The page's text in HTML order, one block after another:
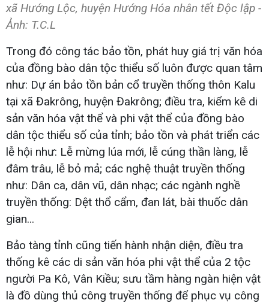
xã Hướng Lộc, huyện Hướng Hóa nhân tết Độc lập -
Ảnh: T.C.L
Trong đó công tác bảo tồn, phát huy giá trị văn hóa
của đồng bào dân tộc thiểu số luôn được quan tâm
như: Dự án bảo tồn bản cổ truyền thống thôn Kalu
tại xã Đakrông, huyện Đakrông; điều tra, kiểm kê di
sản văn hóa vật thể và phi vật thể của đồng bào
dân tộc thiểu số của tỉnh; bảo tồn và phát triển các
lễ hội như: Lễ mừng lúa mới, lễ cúng thần làng, lễ
đâm trâu, lễ bỏ mả; các nghệ thuật truyền thống
như: Dân ca, dân vũ, dân nhạc; các ngành nghề
truyền thống: Dệt thổ cẩm, đan lát, bài thuốc dân
gian...
Bảo tàng tỉnh cũng tiến hành nhận diện, điều tra
thống kê các di sản văn hóa phi vật thể của 2 tộc
người Pa Kô, Vân Kiều; sưu tầm hàng ngàn hiện vật
là đồ dùng thủ công truyền thống để phục vụ công